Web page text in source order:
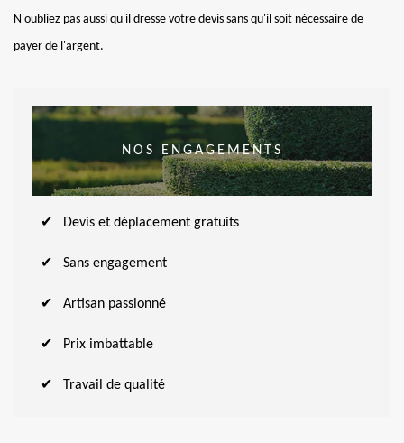
N'oubliez pas aussi qu'il dresse votre devis sans qu'il soit nécessaire de
payer de l'argent.
NOS ENGAGEMENTS
Devis et déplacement gratuits
Sans engagement
Artisan passionné
Prix imbattable
Travail de qualité